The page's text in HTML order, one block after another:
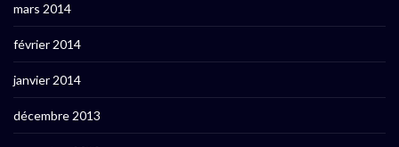
mars 2014
février 2014
janvier 2014
décembre 2013